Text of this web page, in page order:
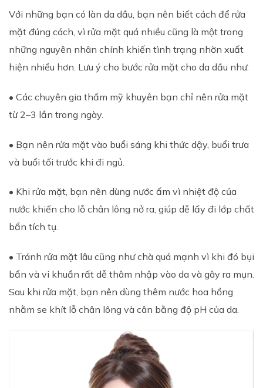
Với những bạn có làn da dầu, bạn nên biết cách để rửa
mặt đúng cách, vì rửa mặt quá nhiều cũng là một trong
những nguyên nhân chính khiến tình trạng nhờn xuất
hiện nhiều hơn. Lưu ý cho bước rửa mặt cho da dầu như:
• Các chuyên gia thẩm mỹ khuyên bạn chỉ nên rửa mặt
từ 2–3 lần trong ngày.
• Bạn nên rửa mặt vào buổi sáng khi thức dậy, buổi trưa
và buổi tối trước khi đi ngủ.
• Khi rửa mặt, bạn nên dùng nước ấm vì nhiệt độ của
nước khiến cho lỗ chân lông nở ra, giúp dễ lấy đi lớp chất
bẩn tích tụ.
• Tránh rửa mặt lâu cũng như chà quá mạnh vì khi đó bụi
bẩn và vi khuẩn rất dễ thâm nhập vào da và gây ra mụn.
Sau khi rửa mặt, bạn nên dùng thêm nước hoa hồng
nhằm se khít lỗ chân lông và cân bằng độ pH của da.